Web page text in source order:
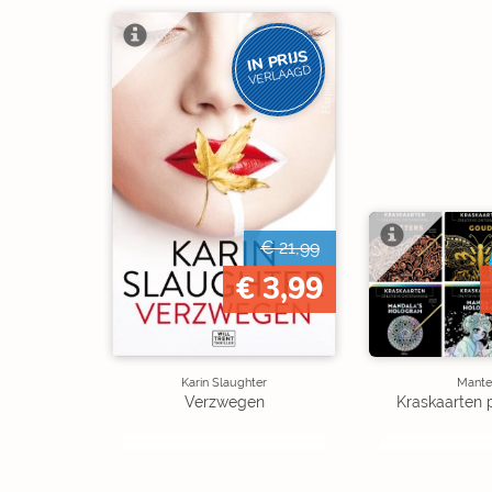
IN PRIJS
VERLAAGD
€ 21,99
€ 3,99
Karin Slaughter
Verzwegen Kraskaarten